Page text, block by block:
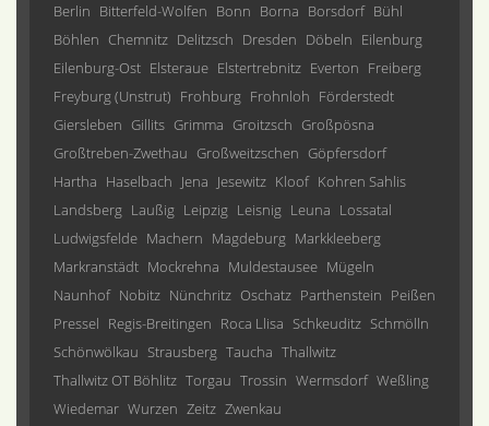
Berlin Bitterfeld-Wolfen Bonn Borna Borsdorf Bühl
Böhlen Chemnitz Delitzsch Dresden Döbeln Eilenburg
Eilenburg-Ost Elsteraue Elstertrebnitz Everton Freiberg
Freyburg (Unstrut) Frohburg Frohnloh Förderstedt
Giersleben Gillits Grimma Groitzsch Großpösna
Großtreben-Zwethau Großweitzschen Göpfersdorf
Hartha Haselbach Jena Jesewitz Kloof Kohren Sahlis
Landsberg Laußig Leipzig Leisnig Leuna Lossatal
Ludwigsfelde Machern Magdeburg Markkleeberg
Markranstädt Mockrehna Muldestausee Mügeln
Naunhof Nobitz Nünchritz Oschatz Parthenstein Peißen
Pressel Regis-Breitingen Roca Llisa Schkeuditz Schmölln
Schönwölkau Strausberg Taucha Thallwitz
Thallwitz OT Böhlitz Torgau Trossin Wermsdorf Weßling
Wiedemar Wurzen Zeitz Zwenkau